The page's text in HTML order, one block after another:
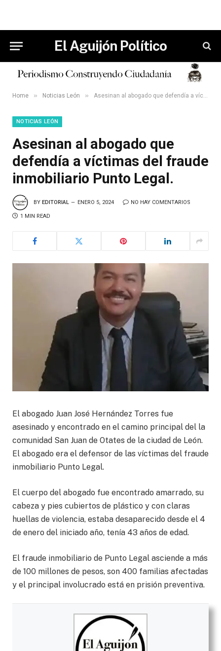
El Aguijón Político
Home » Noticias León » Asesinan al abogado que defendía a víctimas del fraude inmobiliario Punto Legal.
NOTICIAS LEÓN
Asesinan al abogado que
defendía a víctimas del fraude
inmobiliario Punto Legal.
BY EDITORIAL ENERO 5, 2024 NO HAY COMENTARIOS
1 MIN READ
El abogado Juan José Hernández Torres fue
asesinado y encontrado en el camino principal del la
comunidad San Juan de Otates de la ciudad de León.
El abogado era el defensor de las víctimas del fraude
inmobiliario Punto Legal.
El cuerpo del abogado fue encontrado amarrado, su
cabeza y pies cubiertos de plástico y con claras
huellas de violencia, estaba desaparecido desde el 4
de enero del iniciado año, tenía 43 años de edad.
El fraude inmobiliario de Punto Legal asciende a más
de 100 millones de pesos, son 400 familias afectadas
y el principal involucrado está en prisión preventiva.